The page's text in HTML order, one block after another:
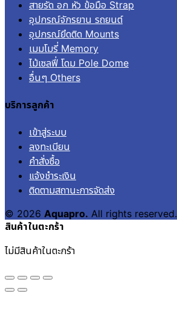
สายรัด อก หัว ข้อมือ Strap
อุปกรณ์จักรยาน รถยนต์
อุปกรณ์ยึดติด Mounts
เมมโมรี่ Memory
ไม้เซลฟี่ โดม Pole Dome
อื่นๆ Others
บริการลูกค้า
เข้าสู่ระบบ
ลงทะเบียน
คำสั่งซื้อ
แจ้งชำระเงิน
ติดตามสถานะการจัดส่ง
© 2026 Aquapro. All rights reserved.
สินค้าในตะกร้า
ไม่มีสินค้าในตะกร้า